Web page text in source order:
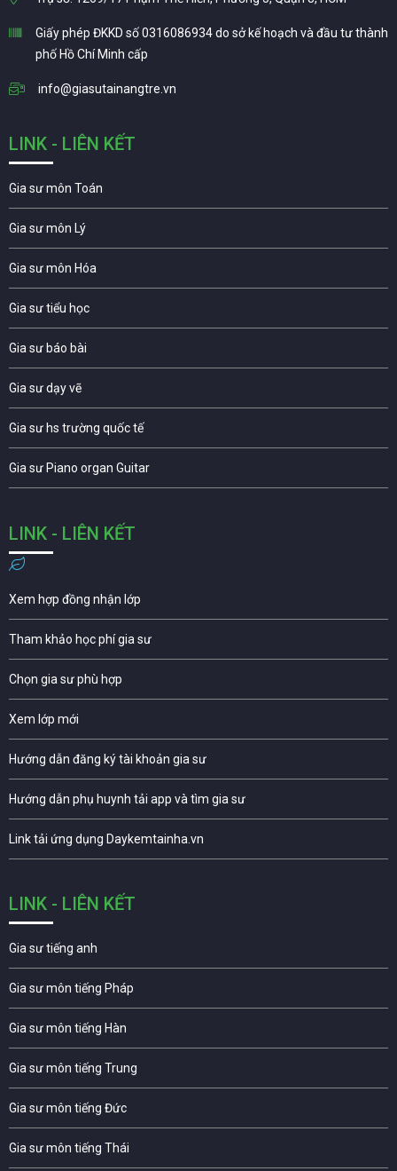
Giấy phép ĐKKD số 0316086934 do sở kế hoạch và đầu tư thành
phố Hồ Chí Minh cấp
info@giasutainangtre.vn
LINK - LIÊN KẾT
Gia sư môn Toán
Gia sư môn Lý
Gia sư môn Hóa
Gia sư tiểu học
Gia sư báo bài
Gia sư dạy vẽ
Gia sư hs trường quốc tế
Gia sư Piano organ Guitar
LINK - LIÊN KẾT
Xem hợp đồng nhận lớp
Tham khảo học phí gia sư
Chọn gia sư phù hợp
Xem lớp mới
Hướng dẫn đăng ký tài khoản gia sư
Hướng dẫn phụ huynh tải app và tìm gia sư
Link tải ứng dụng Daykemtainha.vn
LINK - LIÊN KẾT
Gia sư tiếng anh
Gia sư môn tiếng Pháp
Gia sư môn tiếng Hàn
Gia sư môn tiếng Trung
Gia sư môn tiếng Đức
Gia sư môn tiếng Thái